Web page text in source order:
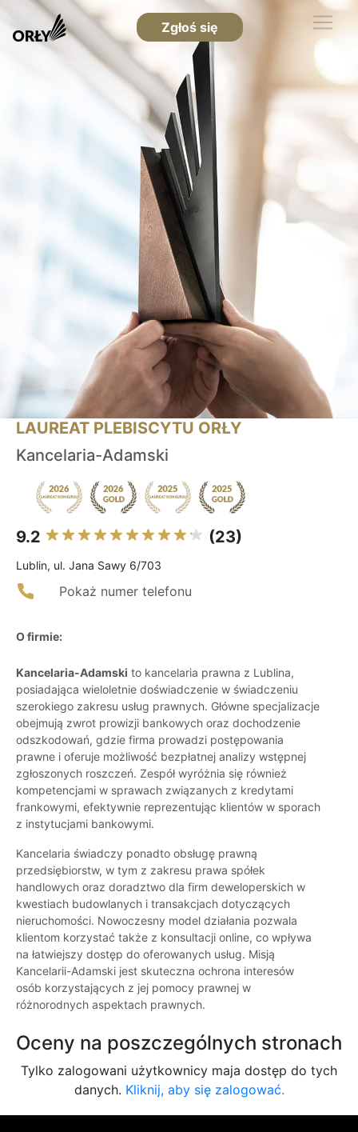
Zgłoś się
LAUREAT PLEBISCYTU ORŁY
Kancelaria-Adamski
9.2 (23)
Lublin, ul. Jana Sawy 6/703
Pokaż numer telefonu
O firmie:
Kancelaria-Adamski to kancelaria prawna z Lublina,
posiadająca wieloletnie doświadczenie w świadczeniu
szerokiego zakresu usług prawnych. Główne specjalizacje
obejmują zwrot prowizji bankowych oraz dochodzenie
odszkodowań, gdzie firma prowadzi postępowania
prawne i oferuje możliwość bezpłatnej analizy wstępnej
zgłoszonych roszczeń. Zespół wyróżnia się również
kompetencjami w sprawach związanych z kredytami
frankowymi, efektywnie reprezentując klientów w sporach
z instytucjami bankowymi.
Kancelaria świadczy ponadto obsługę prawną
przedsiębiorstw, w tym z zakresu prawa spółek
handlowych oraz doradztwo dla firm deweloperskich w
kwestiach budowlanych i transakcjach dotyczących
nieruchomości. Nowoczesny model działania pozwala
klientom korzystać także z konsultacji online, co wpływa
na łatwiejszy dostęp do oferowanych usług. Misją
Kancelarii-Adamski jest skuteczna ochrona interesów
osób korzystających z jej pomocy prawnej w
różnorodnych aspektach prawnych.
Oceny na poszczególnych stronach
Tylko zalogowani użytkownicy maja dostęp do tych
danych. Kliknij, aby się zalogować.